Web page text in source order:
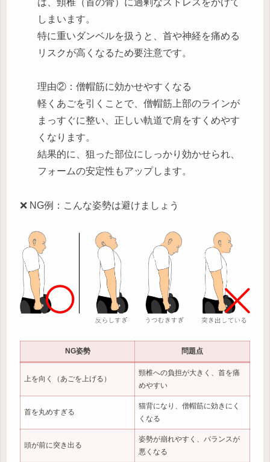
しまいます。
特に重いダンベルを扱うと、首や神経を痛める
リスクが高くなるため要注意です。
理由②：僧帽筋に効かせやすくなる
軽くあごを引くことで、僧帽筋上部のラインが
まっすぐに整い、正しい軌道で肩をすくめやす
くなります。
結果的に、狙った部位にしっかり効かせられ、
フォームの安定性もアップします。
❌ NG例：こんな姿勢は避けましょう
NG姿勢 問題点
上を向く（あごを上げる）
頸椎への負担が大きく、首を痛
めやすい
首を丸めすぎる
猫背になり、僧帽筋に効きにく
くなる
頭が前に突き出る
姿勢が崩れやすく、バランスが
悪くなる